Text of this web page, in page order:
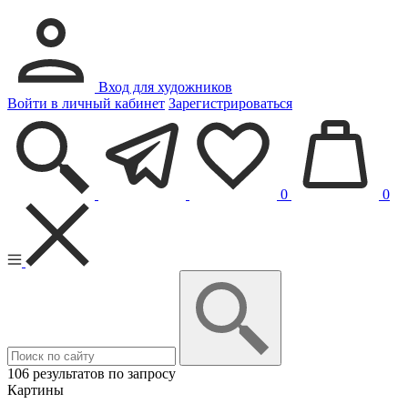
Вход для художников
Войти в личный кабинет Зарегистрироваться
0 0
106 результатов по запросу
Картины